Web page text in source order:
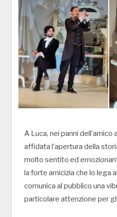
A Luca, nei panni dell’amico
affidata l’apertura della
molto sentito ed
la forte amicizia che lo lega
comunica al pubblico una
particolare attenzione per